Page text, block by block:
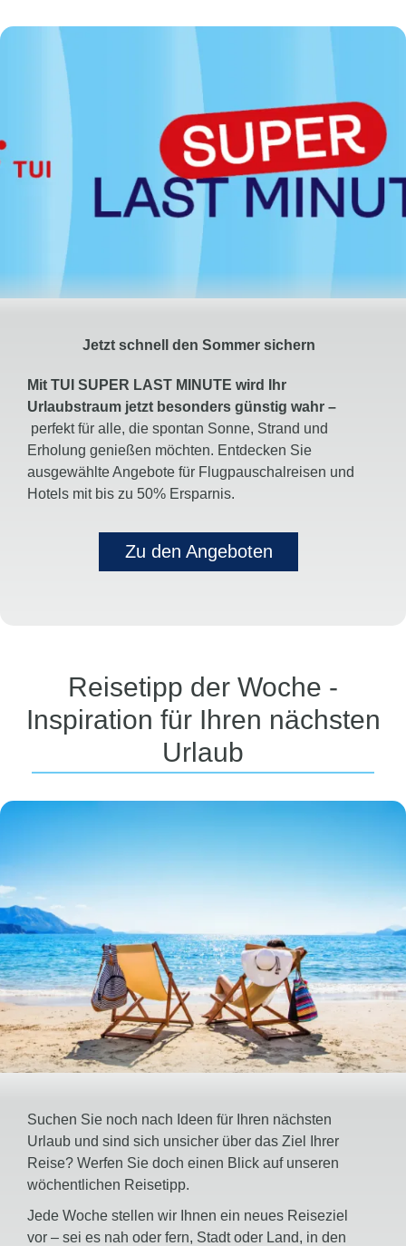
Jetzt schnell den Sommer sichern
Mit TUI SUPER LAST MINUTE wird Ihr
Urlaubstraum jetzt besonders günstig wahr –
perfekt für alle, die spontan Sonne, Strand und
Erholung genießen möchten. Entdecken Sie
ausgewählte Angebote für Flugpauschalreisen und
Hotels mit bis zu 50% Ersparnis.
Zu den Angeboten
Reisetipp der Woche -
Inspiration für Ihren nächsten
Urlaub
Suchen Sie noch nach Ideen für Ihren nächsten
Urlaub und sind sich unsicher über das Ziel Ihrer
Reise? Werfen Sie doch einen Blick auf unseren
wöchentlichen Reisetipp.
Jede Woche stellen wir Ihnen ein neues Reiseziel
vor – sei es nah oder fern, Stadt oder Land, in den